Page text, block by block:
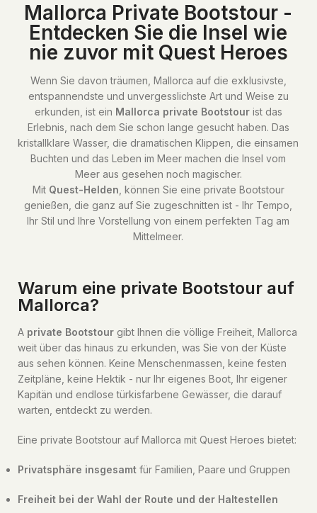
Mallorca Private Bootstour -
Entdecken Sie die Insel wie
nie zuvor mit Quest Heroes
Wenn Sie davon träumen, Mallorca auf die exklusivste,
entspannendste und unvergesslichste Art und Weise zu
erkunden, ist ein Mallorca private Bootstourist das
Erlebnis, nach dem Sie schon lange gesucht haben. Das
kristallklare Wasser, die dramatischen Klippen, die einsamen
Buchten und das Leben im Meer machen die Insel vom
Meer aus gesehen noch magischer.
Mit Quest-Helden , können Sie eine private Bootstour
genießen, die ganz auf Sie zugeschnitten ist - Ihr Tempo,
Ihr Stil und Ihre Vorstellung von einem perfekten Tag am
Mittelmeer.
Warum eine private Bootstour auf
Mallorca?
A private Bootstour gibt Ihnen die völlige Freiheit, Mallorca
weit über das hinaus zu erkunden, was Sie von der Küste
aus sehen können. Keine Menschenmassen, keine festen
Zeitpläne, keine Hektik - nur Ihr eigenes Boot, Ihr eigener
Kapitän und endlose türkisfarbene Gewässer, die darauf
warten, entdeckt zu werden.
Eine private Bootstour auf Mallorca mit Quest Heroes bietet:
Privatsphäre insgesamt für Familien, Paare und Gruppen
Freiheit bei der Wahl der Route und der Haltestellen